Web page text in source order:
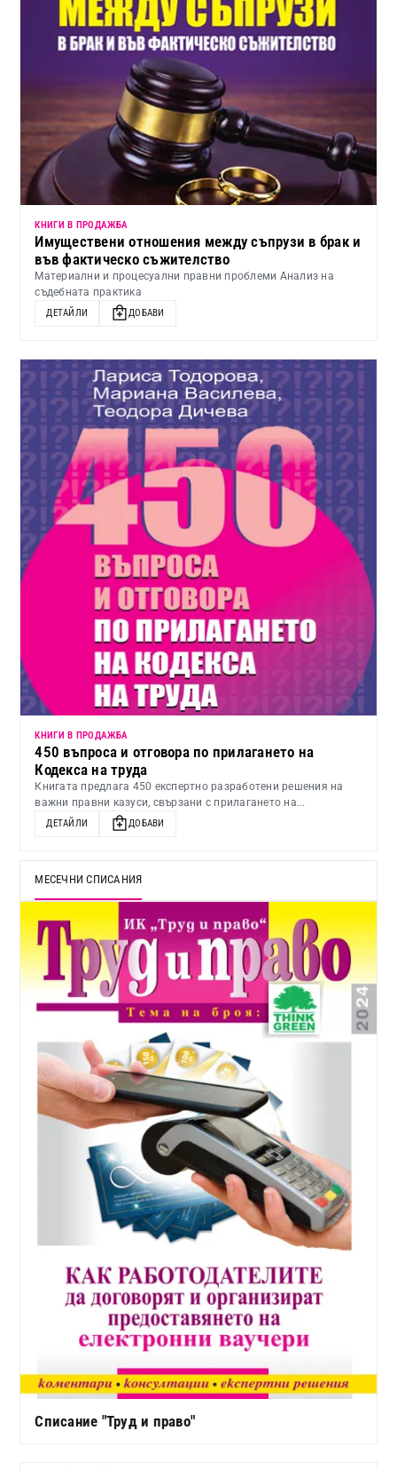
КНИГИ В ПРОДАЖБА
Имуществени отношения между съпрузи в брак и
във фактическо съжителство
Материални и процесуални правни проблеми Анализ на
съдебната практика
ДЕТАЙЛИ ДОБАВИ
КНИГИ В ПРОДАЖБА
450 въпроса и отговора по прилагането на
Кодекса на труда
Книгата предлага 450 експертно разработени решения на
важни правни казуси, свързани с прилагането на...
ДЕТАЙЛИ ДОБАВИ
МЕСЕЧНИ СПИСАНИЯ
Списание "Труд и право"